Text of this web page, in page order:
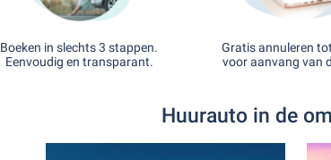
Boeken in slechts 3 stappen.
Eenvoudig en transparant.
Gratis annuleren
voor aanvang van
Huurauto in de